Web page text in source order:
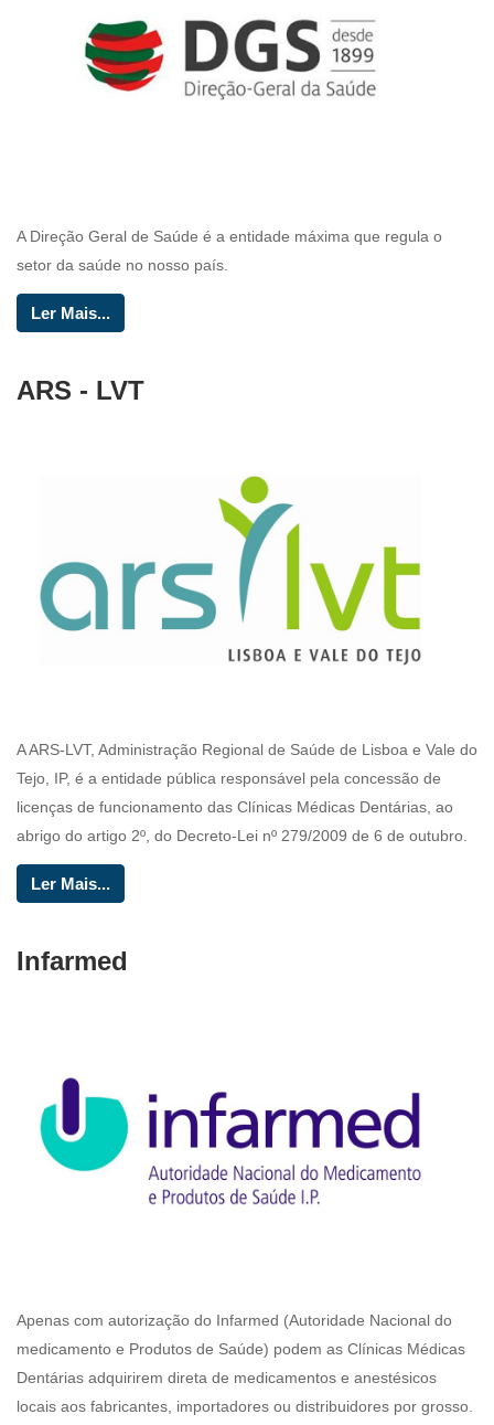
A Direção Geral de Saúde é a entidade máxima que regula o
setor da saúde no nosso país.
Ler Mais...
ARS - LVT
A ARS-LVT, Administração Regional de Saúde de Lisboa e Vale do
Tejo, IP, é a entidade pública responsável pela concessão de
licenças de funcionamento das Clínicas Médicas Dentárias, ao
abrigo do artigo 2º, do Decreto-Lei nº 279/2009 de 6 de outubro.
Ler Mais...
Infarmed
Apenas com autorização do Infarmed (Autoridade Nacional do
medicamento e Produtos de Saúde) podem as Clínicas Médicas
Dentárias adquirirem direta de medicamentos e anestésicos
locais aos fabricantes, importadores ou distribuidores por grosso.